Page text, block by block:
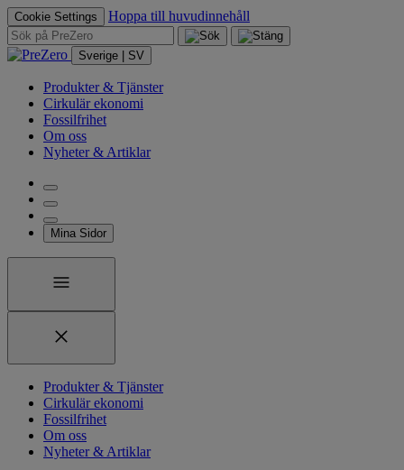
Cookie Settings Hoppa till huvudinnehåll
Sverige | SV
Produkter & Tjänster
Cirkulär ekonomi
Fossilfrihet
Om oss
Nyheter & Artiklar
Mina Sidor
Produkter & Tjänster
Cirkulär ekonomi
Fossilfrihet
Om oss
Nyheter & Artiklar